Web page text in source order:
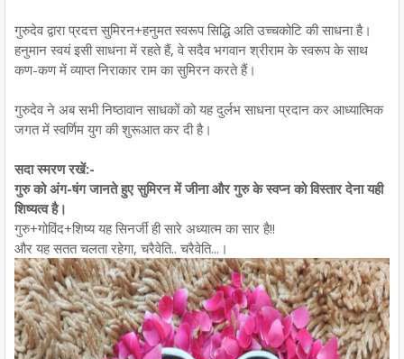
गुरुदेव द्वारा प्रदत्त सुमिरन+हनुमत स्वरूप सिद्धि अति उच्चकोटि की साधना है।
हनुमान स्वयं इसी साधना में रहते हैं, वे सदैव भगवान श्रीराम के स्वरूप के साथ
कण-कण में व्याप्त निराकार राम का सुमिरन करते हैं।
गुरुदेव ने अब सभी निष्ठावान साधकों को यह दुर्लभ साधना प्रदान कर आध्यात्मिक
जगत में स्वर्णिम युग की शुरूआत कर दी है।
सदा स्मरण रखें:-
गुरु को अंग-षंग जानते हुए सुमिरन में जीना और गुरु के स्वप्न को विस्तार देना यही
शिष्यत्व है।
गुरु+गोविंद+शिष्य यह सिनर्जी ही सारे अध्यात्म का सार है!!
और यह सतत चलता रहेगा, चरैवेति.. चरैवेति...।